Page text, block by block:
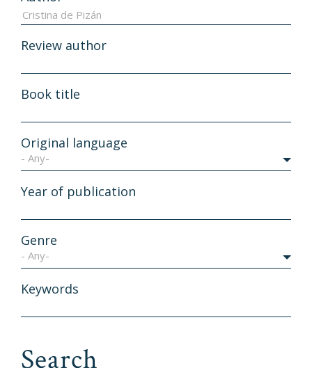
Review author
Book title
Original language
- Any-
Year of publication
Genre
- Any-
Keywords